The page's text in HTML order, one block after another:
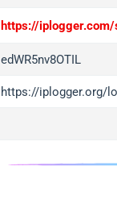
https://
edWR5nv8OTIL
https://iplogger.org/